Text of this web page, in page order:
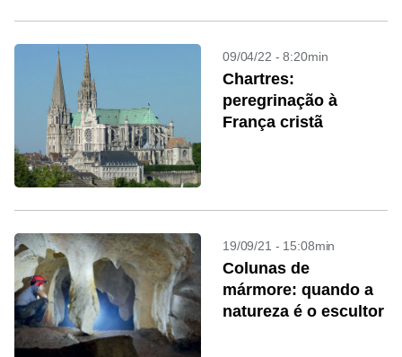
09/04/22 - 8:20min
Chartres:
peregrinação à
França cristã
19/09/21 - 15:08min
Colunas de
mármore: quando a
natureza é o escultor